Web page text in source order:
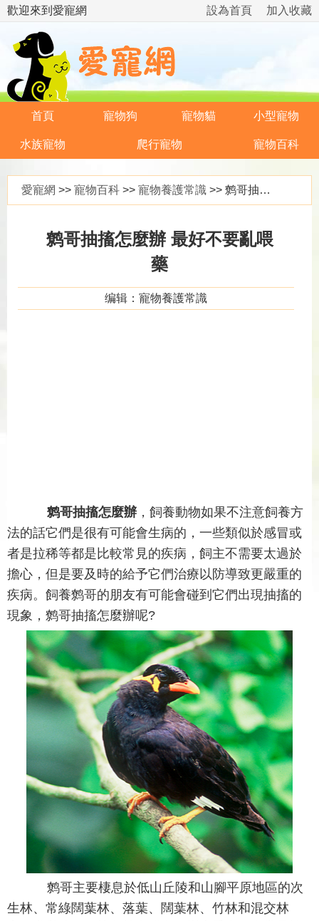
歡迎來到愛寵網 加入收藏
設為首頁
首頁 寵物狗 寵物貓 小型寵物
水族寵物 爬行寵物 寵物百科
愛寵網 >> 寵物百科 >> 寵物養護常識 >> 鹩哥抽搐怎麼辦 最好不要亂喂藥
鹩哥抽搐怎麼辦 最好不要亂喂
藥
编辑：寵物養護常識
鹩哥抽搐怎麼辦 ，飼養動物如果不注意飼養方
法的話它們是很有可能會生病的，一些類似於感冒或
者是拉稀等都是比較常見的疾病，飼主不需要太過於
擔心，但是要及時的給予它們治療以防導致更嚴重的
疾病。飼養鹩哥的朋友有可能會碰到它們出現抽搐的
現象，鹩哥抽搐怎麼辦呢?
鹩哥主要棲息於低山丘陵和山腳平原地區的次
生林、常綠闊葉林、落葉、闊葉林、竹林和混交林